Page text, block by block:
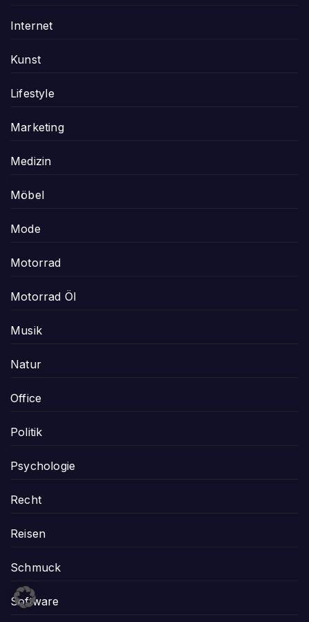
Internet
Kunst
Lifestyle
Marketing
Medizin
Möbel
Mode
Motorrad
Motorrad Öl
Musik
Natur
Office
Politik
Psychologie
Recht
Reisen
Schmuck
Software